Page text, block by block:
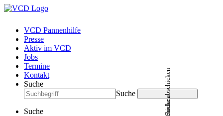
VCD Pannenhilfe
Presse
Aktiv im VCD
Jobs
Termine
Kontakt
Suche
Suche
Suche abschicken
Suche